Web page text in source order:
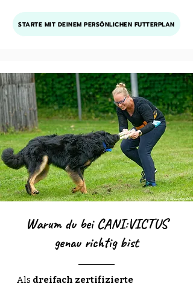
STARTE MIT DEINEM PERSÖNLICHEN FUTTERPLAN
Warum du bei CANI:VICTUS
genau richtig bist
Als dreifach zertifizierte